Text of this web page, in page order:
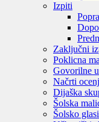
Izpiti
Zaključni
Poklicna
Govorilne
Načrti
Dijaška
Šolska
Šolsko